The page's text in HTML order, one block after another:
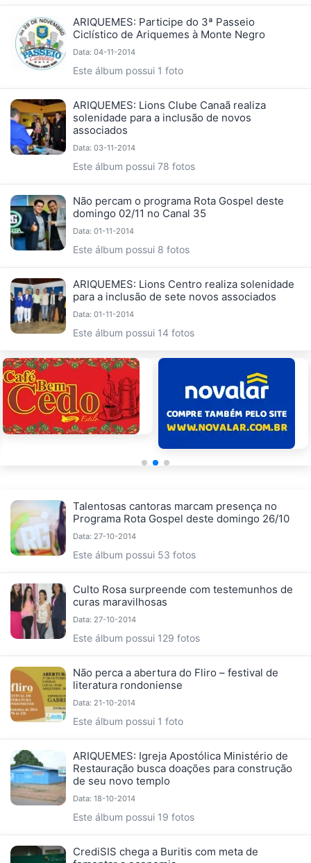
ARIQUEMES: Participe do 3ª Passeio
Ciclístico de Ariquemes à Monte Negro
Data: 04-11-2014
Este álbum possui 1 foto
ARIQUEMES: Lions Clube Canaã realiza
solenidade para a inclusão de novos
associados
Data: 03-11-2014
Este álbum possui 78 fotos
Não percam o programa Rota Gospel deste
domingo 02/11 no Canal 35
Data: 01-11-2014
Este álbum possui 8 fotos
ARIQUEMES: Lions Centro realiza solenidade
para a inclusão de sete novos associados
Data: 01-11-2014
Este álbum possui 14 fotos
Talentosas cantoras marcam presença no
Programa Rota Gospel deste domingo 26/10
Data: 27-10-2014
Este álbum possui 53 fotos
Culto Rosa surpreende com testemunhos de
curas maravilhosas
Data: 27-10-2014
Este álbum possui 129 fotos
Não perca a abertura do Fliro – festival de
literatura rondoniense
Data: 21-10-2014
Este álbum possui 1 foto
ARIQUEMES: Igreja Apostólica Ministério de
Restauração busca doações para construção
de seu novo templo
Data: 18-10-2014
Este álbum possui 19 fotos
CrediSIS chega a Buritis com meta de